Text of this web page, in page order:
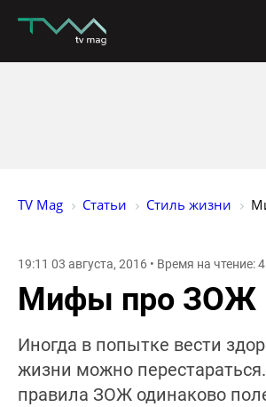
TV Mag Статьи Стиль жизни
19:11 03 августа, 2016 • Время на чтение:
Мифы про ЗОЖ
Иногда в попытке вести
жизни можно
правила ЗОЖ одинаково